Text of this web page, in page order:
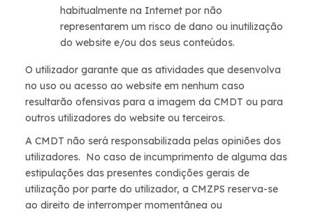
habitualmente na Internet por não
representarem um risco de dano ou inutilização
do website e/ou dos seus conteúdos.
O utilizador garante que as atividades que desenvolva
no uso ou acesso ao website em nenhum caso
resultarão ofensivas para a imagem da CMDT ou para
outros utilizadores do website ou terceiros.
A CMDT não será responsabilizada pelas opiniões dos
utilizadores. No caso de incumprimento de alguma das
estipulações das presentes condições gerais de
utilização por parte do utilizador, a CMZPS reserva-se
ao direito de interromper momentânea ou